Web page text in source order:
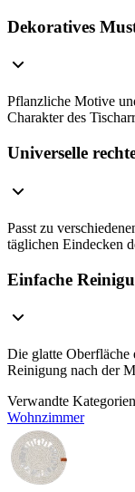
Dekoratives
Pflanzliche Motive
Charakter des
Universelle
Passt zu
täglichen Eindecken
Einfache
Die glatte Oberfläche
Reinigung nach der
Verwandte
Wohnzimmer